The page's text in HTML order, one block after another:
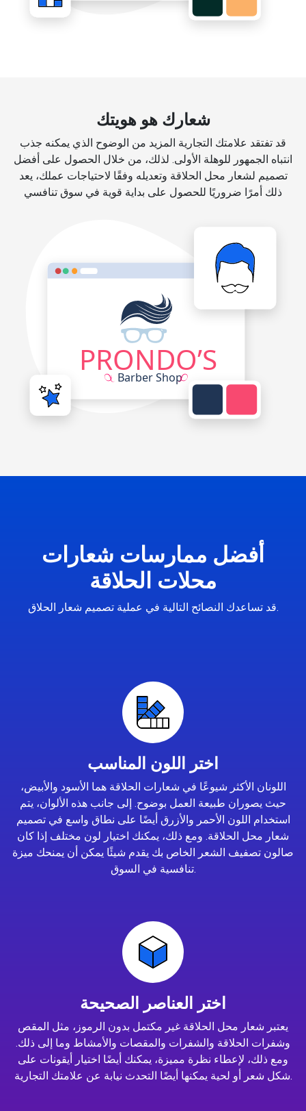
شعارك هو هويتك
قد تفتقد علامتك التجارية المزيد من الوضوح الذي يمكنه جذب
انتباه الجمهور للوهلة الأولى. لذلك، من خلال الحصول على أفضل
تصميم لشعار محل الحلاقة وتعديله وفقًا لاحتياجات عملك، يعد
ذلك أمرًا ضروريًا للحصول على بداية قوية في سوق تنافسي
أفضل ممارسات شعارات
محلات الحلاقة
قد تساعدك النصائح التالية في عملية تصميم شعار الحلاق.
اختر اللون المناسب
اللونان الأكثر شيوعًا في شعارات الحلاقة هما الأسود والأبيض،
حيث يصوران طبيعة العمل بوضوح. إلى جانب هذه الألوان، يتم
استخدام اللون الأحمر والأزرق أيضًا على نطاق واسع في تصميم
شعار محل الحلاقة. ومع ذلك، يمكنك اختيار لون مختلف إذا كان
صالون تصفيف الشعر الخاص بك يقدم شيئًا يمكن أن يمنحك ميزة
تنافسية في السوق.
اختر العناصر الصحيحة
يعتبر شعار محل الحلاقة غير مكتمل بدون الرموز، مثل المقص
وشفرات الحلاقة والشفرات والمقصات والأمشاط وما إلى ذلك.
ومع ذلك، لإعطاء نظرة مميزة، يمكنك أيضًا اختيار أيقونات على
شكل شعر أو لحية يمكنها أيضًا التحدث نيابة عن علامتك التجارية.